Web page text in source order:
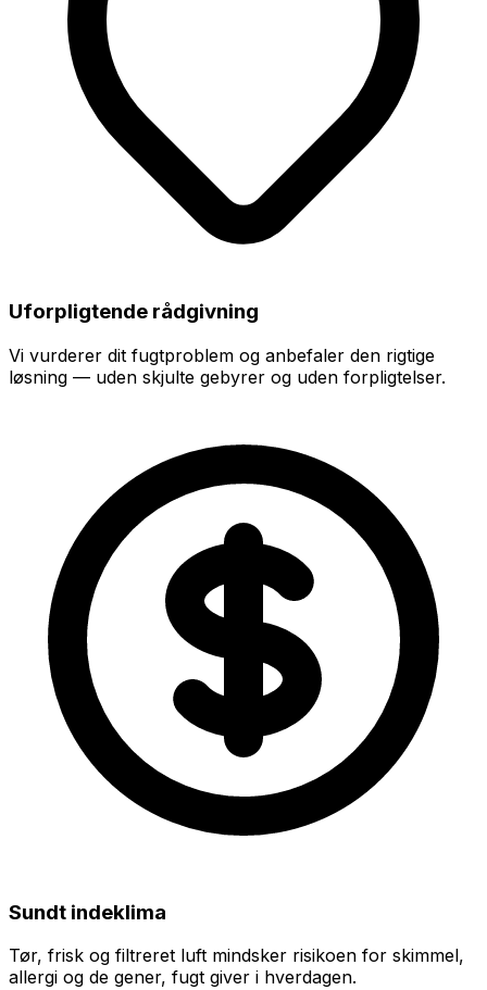
Uforpligtende rådgivning
Vi vurderer dit fugtproblem og anbefaler den rigtige
løsning — uden skjulte gebyrer og uden forpligtelser.
Sundt indeklima
Tør, frisk og filtreret luft mindsker risikoen for skimmel,
allergi og de gener, fugt giver i hverdagen.